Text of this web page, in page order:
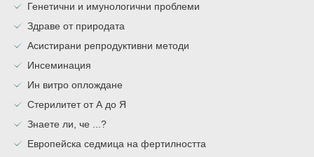
Генетични и имунологични проблеми
Здраве от природата
Асистирани репродуктивни методи
Инсеминация
Ин витро оплождане
Стерилитет от А до Я
Знаете ли, че ...?
Европейска седмица на фертилността